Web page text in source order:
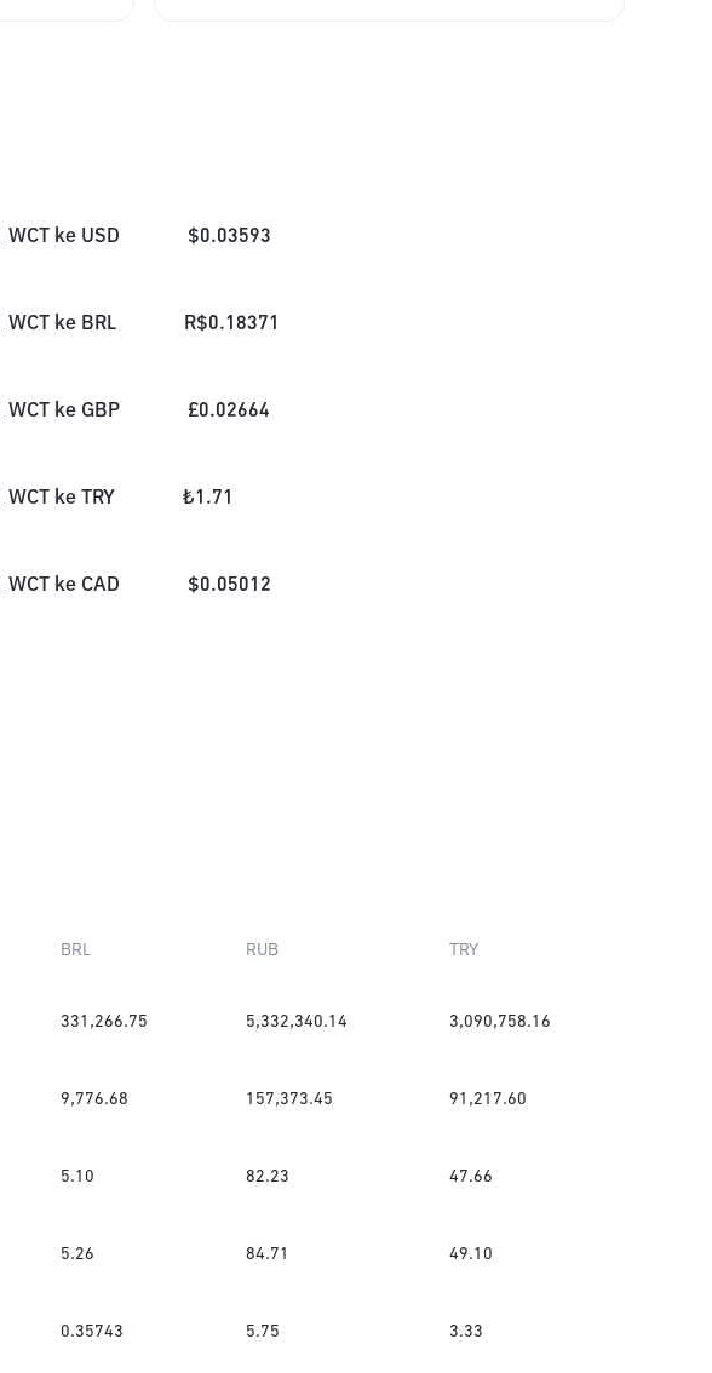
WCT ke USD $0.03593
WCT ke BRL R$0.18371
WCT ke GBP £0.02664
WCT ke TRY ₺1.71
WCT ke CAD $0.05012
BRL RUB TRY
331,266.75 5,332,340.14 3,090,758.16
9,776.68 157,373.45 91,217.60
5.10 82.23 47.66
5.26 84.71 49.10
0.35743 5.75 3.33